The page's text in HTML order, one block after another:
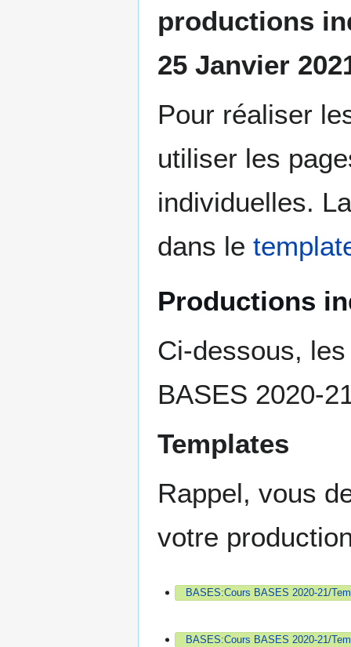
productions
25 Janvier
Pour réaliser
utiliser les
individuelles.
dans le
Productions
Ci-dessous,
BASES 2020-
Templates
Rappel, vous
votre
BASES:Cours BASES 2020-21/
BASES:Cours BASES 2020-21/